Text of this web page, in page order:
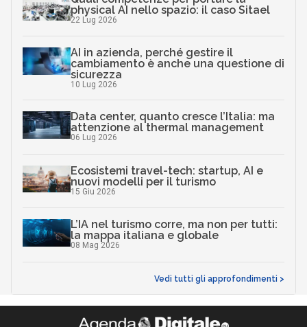
physical AI nello spazio: il caso Sitael
22 Lug 2026
AI in azienda, perché gestire il
cambiamento è anche una questione di
sicurezza
10 Lug 2026
Data center, quanto cresce l’Italia: ma
attenzione al thermal management
06 Lug 2026
Ecosistemi travel-tech: startup, AI e
nuovi modelli per il turismo
15 Giu 2026
L’IA nel turismo corre, ma non per tutti:
la mappa italiana e globale
08 Mag 2026
Vedi tutti gli approfondimenti >